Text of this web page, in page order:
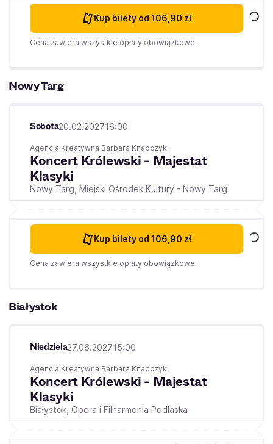
Kup bilety od 106,90 zł
Cena zawiera wszystkie opłaty obowiązkowe.
Nowy Targ
Sobota20.02.202716:00
Agencja Kreatywna Barbara Knapczyk
Koncert Królewski - Majestat
Klasyki
Nowy Targ, Miejski Ośrodek Kultury - Nowy Targ
Kup bilety od 106,90 zł
Cena zawiera wszystkie opłaty obowiązkowe.
Białystok
Niedziela27.06.202715:00
Agencja Kreatywna Barbara Knapczyk
Koncert Królewski - Majestat
Klasyki
Białystok, Opera i Filharmonia Podlaska